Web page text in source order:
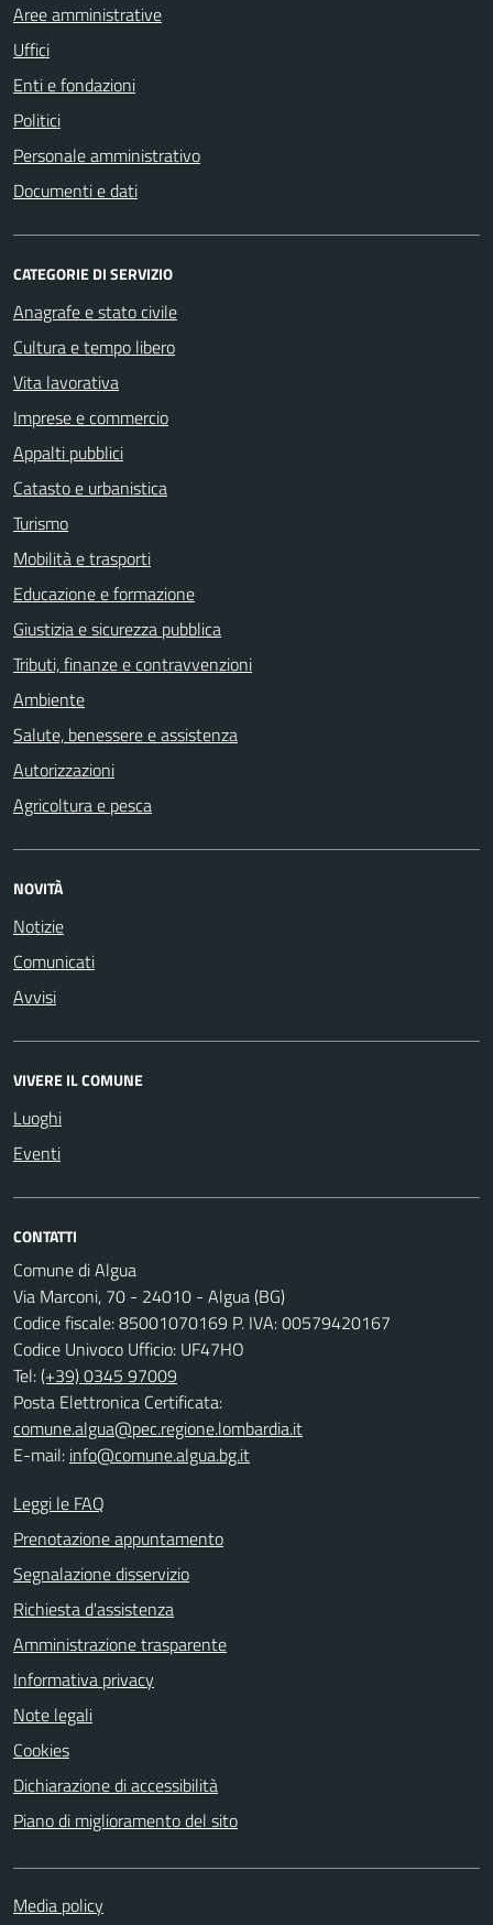
Aree amministrative
Uffici
Enti e fondazioni
Politici
Personale amministrativo
Documenti e dati
CATEGORIE DI SERVIZIO
Anagrafe e stato civile
Cultura e tempo libero
Vita lavorativa
Imprese e commercio
Appalti pubblici
Catasto e urbanistica
Turismo
Mobilità e trasporti
Educazione e formazione
Giustizia e sicurezza pubblica
Tributi, finanze e contravvenzioni
Ambiente
Salute, benessere e assistenza
Autorizzazioni
Agricoltura e pesca
NOVITÀ
Notizie
Comunicati
Avvisi
VIVERE IL COMUNE
Luoghi
Eventi
CONTATTI
Comune di Algua
Via Marconi, 70 - 24010 - Algua (BG)
Codice fiscale: 85001070169 P. IVA: 00579420167
Codice Univoco Ufficio: UF47HO
Tel:(+39) 0345 97009
Posta Elettronica Certificata:
comune.algua@pec.regione.lombardia.it
E-mail: info@comune.algua.bg.it
Leggi le FAQ
Prenotazione appuntamento
Segnalazione disservizio
Richiesta d'assistenza
Amministrazione trasparente
Informativa privacy
Note legali
Cookies
Dichiarazione di accessibilità
Piano di miglioramento del sito
Media policy